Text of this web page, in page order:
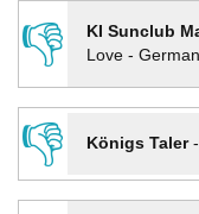
👎
KI Sunclub
Love -
👎
Königs Taler-